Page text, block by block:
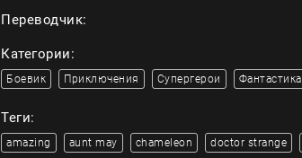
Переводчик:
Категории:
Боевик Приключения Супергерои Фантастика
Теги:
amazing aunt may chameleon doctor strange